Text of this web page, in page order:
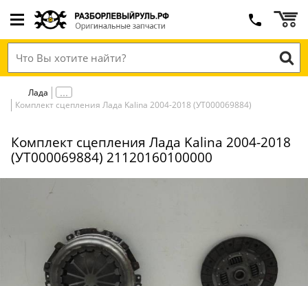
Лада
Комплект сцепления Лада Kalina 2004-2018 (УТ000069884)
Комплект сцепления Лада Kalina 2004-2018
(УТ000069884) 21120160100000